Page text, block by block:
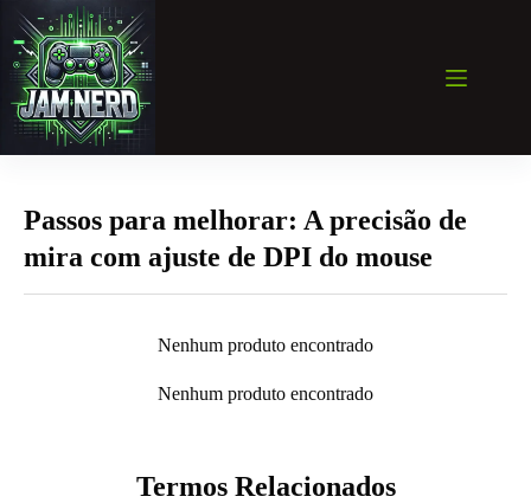
para
conteúdo
Passos para melhorar: A precisão de
mira com ajuste de DPI do mouse
Nenhum produto encontrado
Nenhum produto encontrado
Termos Relacionados